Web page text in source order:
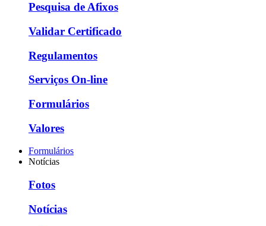
Pesquisa de Afixos
Validar Certificado
Regulamentos
Serviços On-line
Formulários
Valores
Formulários
Notícias
Fotos
Notícias